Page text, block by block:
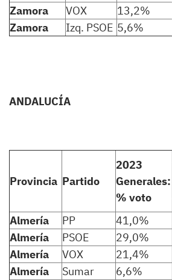
Zamora
VOX 13,2%
Zamora
Izq. PSOE 5,6%
ANDALUCÍA
Provincia Partido
2023
Generales:
% voto
Almería
PP 41,0%
Almería
PSOE 29,0%
Almería
VOX 21,4%
Almería
Sumar 6,6%